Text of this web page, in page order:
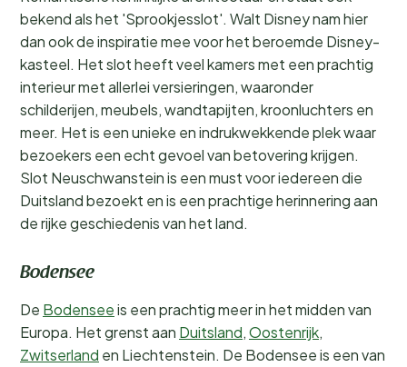
bekend als het 'Sprookjesslot'. Walt Disney nam hier
dan ook de inspiratie mee voor het beroemde Disney-
kasteel. Het slot heeft veel kamers met een prachtig
interieur met allerlei versieringen, waaronder
schilderijen, meubels, wandtapijten, kroonluchters en
meer. Het is een unieke en indrukwekkende plek waar
bezoekers een echt gevoel van betovering krijgen.
Slot Neuschwanstein is een must voor iedereen die
Duitsland bezoekt en is een prachtige herinnering aan
de rijke geschiedenis van het land.
Bodensee
De Bodenseeis een prachtig meer in het midden van
Europa. Het grenst aan Duitsland,Oostenrijk,
Zwitserland en Liechtenstein. De Bodensee is een van